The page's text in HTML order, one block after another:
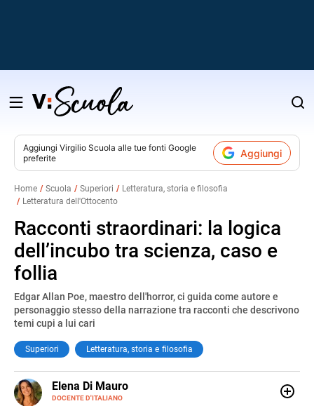
Salta
contenuto
Aggiungi Virgilio Scuola alle tue fonti Google
preferite
Aggiungi
Home Scuola Superiori
Letteratura, storia e filosofia
Letteratura dell'Ottocento
Racconti straordinari: la logica
dell’incubo tra scienza, caso e
follia
Edgar Allan Poe, maestro dell'horror, ci guida come autore e
personaggio stesso della narrazione tra racconti che descrivono
temi cupi a lui cari
Superiori Letteratura, storia e filosofia
Elena Di Mauro
DOCENTE D'ITALIANO
E-
MAIL